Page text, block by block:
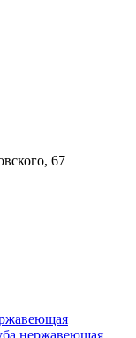
67
нержавеющая